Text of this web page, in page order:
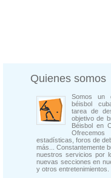
Quienes somos
Somos un
béisbol
tarea de
objetivo de
Béisbol en
estadísticas, foros de
más... Constantemente
nuestros servicios por
nuevas secciones en
y otros entretenimientos.